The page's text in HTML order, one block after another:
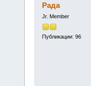
Рада
Jr. Member
Публикации: 96